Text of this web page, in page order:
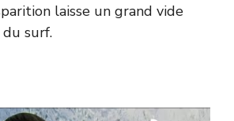
laisse un grand vide
surf.